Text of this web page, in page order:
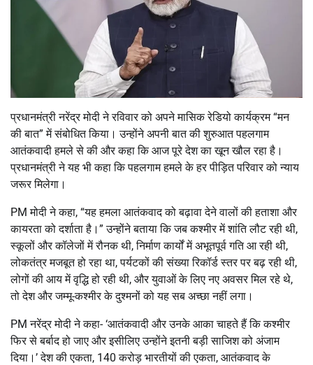
प्रधानमंत्री नरेंद्र मोदी ने रविवार को अपने मासिक रेडियो कार्यक्रम “मन
की बात” में संबोधित किया। उन्होंने अपनी बात की शुरुआत पहलगाम
आतंकवादी हमले से की और कहा कि आज पूरे देश का खून खौल रहा है।
प्रधानमंत्री ने यह भी कहा कि पहलगाम हमले के हर पीड़ित परिवार को न्याय
जरूर मिलेगा।
PM मोदी ने कहा, “यह हमला आतंकवाद को बढ़ावा देने वालों की हताशा और
कायरता को दर्शाता है।” उन्होंने बताया कि जब कश्मीर में शांति लौट रही थी,
स्कूलों और कॉलेजों में रौनक थी, निर्माण कार्यों में अभूतपूर्व गति आ रही थी,
लोकतंत्र मजबूत हो रहा था, पर्यटकों की संख्या रिकॉर्ड स्तर पर बढ़ रही थी,
लोगों की आय में वृद्धि हो रही थी, और युवाओं के लिए नए अवसर मिल रहे थे,
तो देश और जम्मू-कश्मीर के दुश्मनों को यह सब अच्छा नहीं लगा।
PM नरेंद्र मोदी ने कहा- ‘आतंकवादी और उनके आका चाहते हैं कि कश्मीर
फिर से बर्बाद हो जाए और इसीलिए उन्होंने इतनी बड़ी साजिश को अंजाम
दिया।’ देश की एकता, 140 करोड़ भारतीयों की एकता, आतंकवाद के